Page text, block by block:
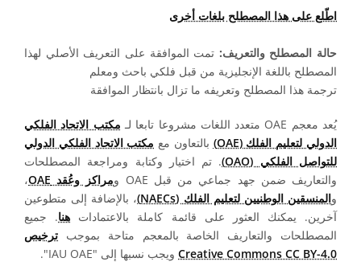
اطّلع على هذا المصطلح بلغات أخرى
حالة المصطلح والتعريف: تمت الموافقة على التعريف الأصلي لهذا
المصطلح باللغة الإنجليزية من قبل فلكي باحث ومعلم
ترجمة هذا المصطلح وتعريفه ما تزال بانتظار الموافقة
يُعد معجم OAE متعدد اللغات مشروعا تابعا لـ
مكتب الاتحاد الفلكي
الدولي لتعليم الفلك (OAE)
بالتعاون مع مكتب الاتحاد الفلكي الدولي
للتواصل الفلكي (OAO)
. تم اختيار وكتابة ومراجعة المصطلحات
والتعاريف ضمن جهد جماعي من قبل OAE و
مراكز وعُقد OAE
،
والمنسقين الوطنيين لتعليم الفلك (NAECs)
، بالإضافة إلى متطوعين
آخرين. يمكنك العثور على قائمة كاملة بالاعتمادات هنا. جميع
المصطلحات والتعاريف الخاصة بالمعجم متاحة بموجب ترخيص
Creative Commons CC BY-4.0 ويجب نسبها إلى "IAU OAE".